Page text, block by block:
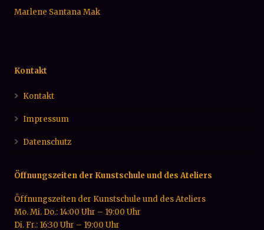
Marlene Santana Mak
Kontakt
Kontakt
Impressum
Datenschutz
Öffnungszeiten der Kunstschule und des Ateliers
Öffnungszeiten der Kunstschule und des Ateliers
Mo. Mi. Do.: 14:00 Uhr – 19:00 Uhr
Di. Fr.: 16:30 Uhr – 19:00 Uhr